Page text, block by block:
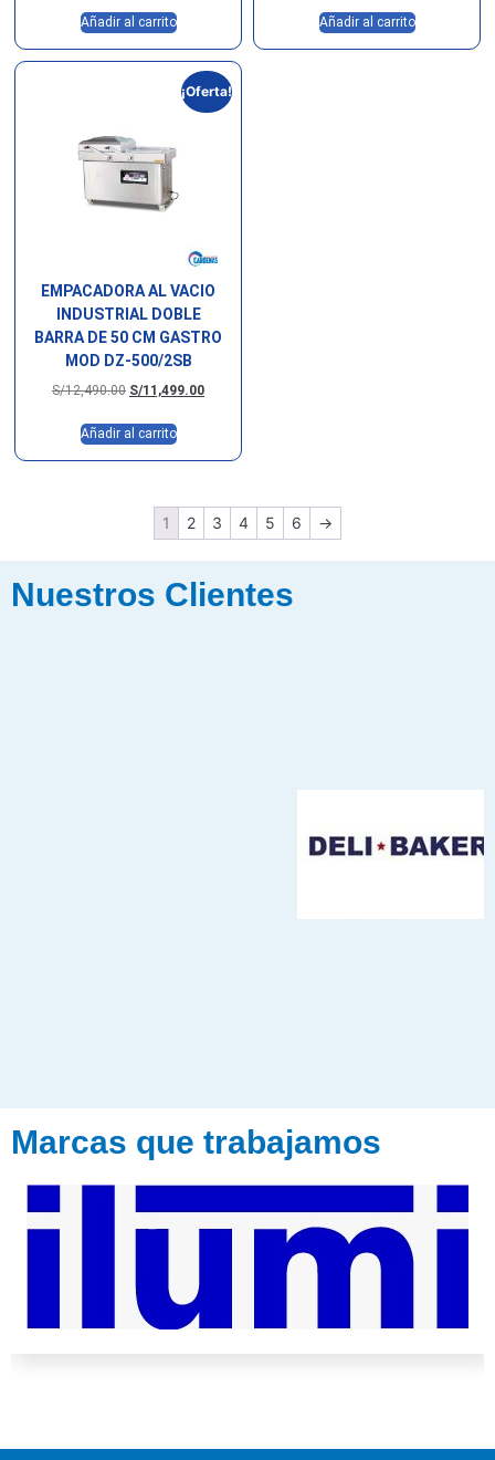
Añadir al carrito Añadir al carrito
¡Oferta!
EMPACADORA AL VACIO
INDUSTRIAL DOBLE
BARRA DE 50 CM GASTRO
MOD DZ-500/2SB
S/12,490.00 S/11,499.00
Añadir al carrito
1 2 3 4 5 6 →
Nuestros Clientes
Marcas que trabajamos